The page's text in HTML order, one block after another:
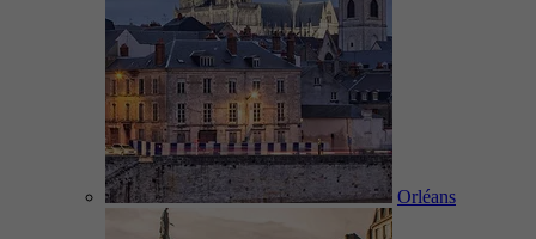
Orléans